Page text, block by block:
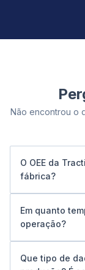
Não encontrou o
O OEE da
fábrica?
soluções de
com máquinas
legados. Essa
diversos
Em quanto
operação?
(sem Wi-Fi) e
Que tipo de